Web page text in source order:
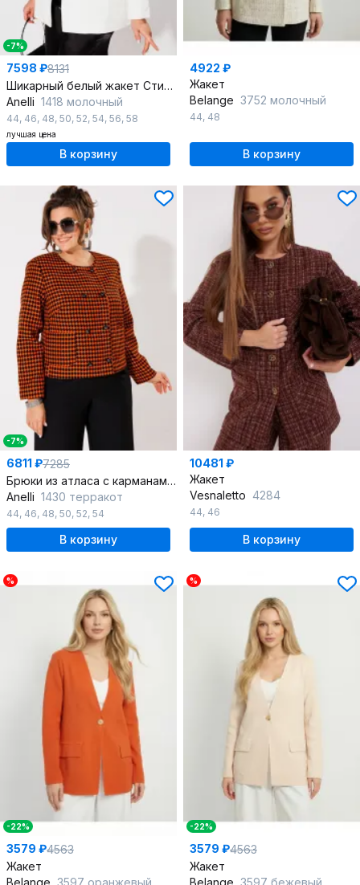
-7%
7598 ₽8131
Шикарный белый жакет Стиль Шанель с пуговицами
Anelli 1418 молочный
44, 46, 48, 50, 52, 54, 56, 58
лучшая цена
В корзину
4922 ₽
Жакет
Belange 3752 молочный
44, 48
В корзину
-7%
6811 ₽7285
Брюки из атласа с карманами и резинкой, классика стиля
Anelli 1430 терракот
44, 46, 48, 50, 52, 54
В корзину
10481 ₽
Жакет
Vesnaletto 4284
44, 46
В корзину
%
-22%
3579 ₽4563
Жакет
%
-22%
3579 ₽4563
Жакет